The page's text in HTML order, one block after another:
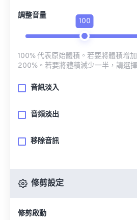
調整音量
100
100% 代表原始體積。若要將體積增
200%。若要將體積減少一半，請選
音訊淡入
音頻淡出
移除音訊
修剪設定
修剪啟動